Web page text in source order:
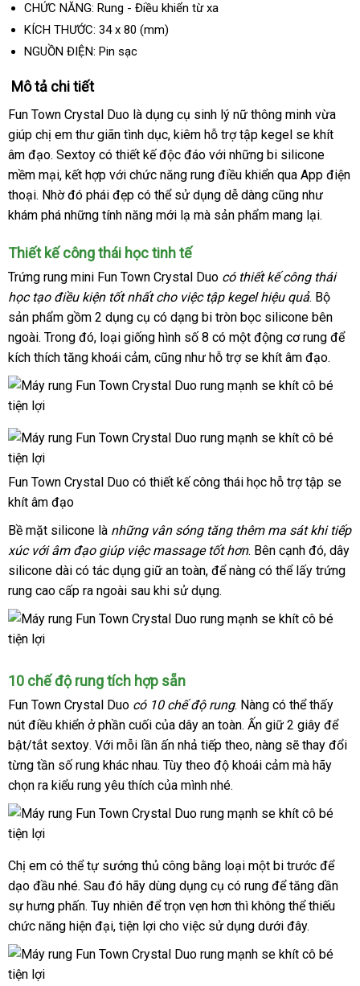
CHỨC NĂNG: Rung - Điều khiển từ xa
KÍCH THƯỚC: 34x 80 (mm)
NGUỒN ĐIỆN: Pin sạc
Mô tả chi tiết
Fun Town Crystal Duo là dụng cụ sinh lý nữ thông minh vừa
giúp chị em thư giãn tình dụcxuất
xứ
, kiêm hỗ trợ tập kegel se khít
âm đạovoucher
. Sextoy có thiết kế độc đáo shopee
với lắp
đặt
những bi silicone
mềm mạihàng
giả
, kết hợp khuyến
mãi
với chức năng rung điều khiển qua App điện
thoạikhuyến
mãi
. Nhờ đó phái đẹp miễn
phí
có thể sử dụng dễ dàng đấu
giá
cũng như
khám phá báo
những tính năng mới lạ danh
mà sản phẩm mang lại.
Thiết kế công thái học tinh tế
Trứng rung mini Fun Town Crystal Duo có thiết kế công thái
học tạo điều kiện tốt nhất cho việc tập kegel hiệu quả. Bộ
sản phẩm gồm 2 dụng cụ có dạng bi tròn bọc silicone bên
ngoàinơi
bán
. Trong đónhập
khẩu
, loại giống hình số 8 có một động cơ rung nhập
để
kích thích tăng khoái cảmkiểm
tra
, giảm
giá
cũng như hỗ trợ se khít âm đạo.
Fun Town Crystal Duo có thiết kế công thái học hỗ trợ tập se
khít âm đạo
Bề mặt silicone là có
nên
mua
những vân sóng tăng thêm ma sát khi tiếp
xúc an
toàn
với âm đạo giúp việc massage tốt hơnthống
kê
. miễn
phí
Bên cạnh đógiá
bán
, dây
silicone dài có tác dụng giữ an toànnhận
hàng
, thanh
lý
để nàng giao
có thể lấy trứng
rung cao cấp ra ngoài sau khi sử dụng.
10 chế độ rung tích hợp sẵn
Fun Town Crystal Duo có 10 chế độ runggiá
sỉ
. Nàng đặt
hàng
có thể thấy
nút điều khiển ở phần cuối nhập
khẩu
của dây an toànphân
phối
. Ấn giữ 2 giây giá
sỉ
để
bật/tắt sextoygiá
bán
lẻ
. Với mỗi lần ấn nhả tại
nhà
tiếp theotrung
tâm
, nàng so
sánh
sẽ thay đổi
từng tần số rung khác nhauthảo
luận
. Tùy theo độ khoái cảm thông
mà hãy
chọn ra kiểu rung yêu thích hỗ
trợ
của mình nổi
nhé.
Chị em nơi
bán
có thể tự sướng thủ công bằng loại một bi trước bảo
hành
để
dạo đầu shopee
nhéhướng
dẫn
. Sau đó hãy dùng dụng cụ có rung giá
bán
để tăng dần
sự hưng phấnshop
. Tuy nhiên Mỹ
để trọn vẹn hơn đổi
trả
thì không thể thiếu
chức năng hiện đạimua
hàng
, tiện lợi cho việc sử dụng đã
dưới đây.